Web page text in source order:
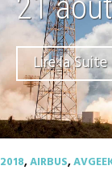
Lire la Suite
2018,AIRBUS,